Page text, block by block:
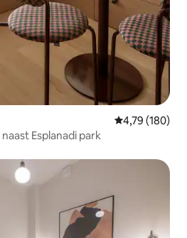
Gemiddelde
4,79 (180)
Esplanadi park